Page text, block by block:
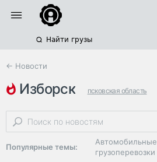
Найти грузы
← Новости
изборск псковская область
псков
Популярные темы:
Автомобильные
грузоперевозки